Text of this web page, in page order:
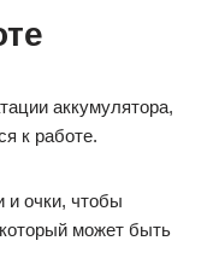
аккумулятора,
к работе.
и очки, чтобы
может быть